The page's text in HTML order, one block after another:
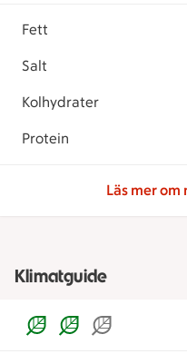
Fett
Salt
Kolhydrater
Protein
Läs mer
Klimatguide